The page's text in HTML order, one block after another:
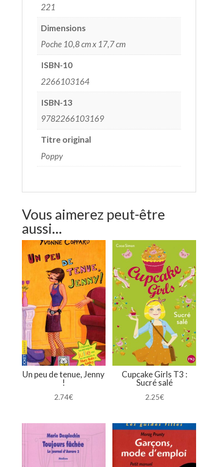
221
Dimensions
Poche 10,8 cm x 17,7 cm
ISBN-10
2266103164
ISBN-13
9782266103169
Titre original
Poppy
Vous aimerez peut-être
aussi…
Un peu de tenue, Jenny
!
2.74€
Cupcake Girls T3 :
Sucré salé
2.25€